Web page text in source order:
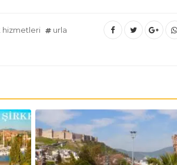
hizmetleri
urla